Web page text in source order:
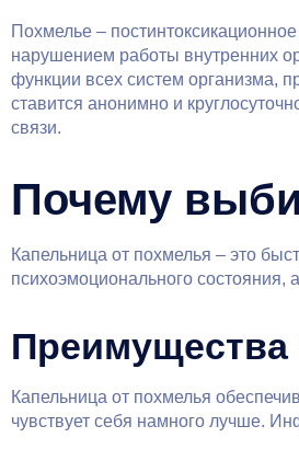
Похмелье –
нарушением работы внутренних
функции всех систем организма,
ставится анонимно и
связи.
Почему
Капельница от похмелья – это
психоэмоционального состояния,
Преимущества
Капельница от похмелья
чувствует себя намного лучше.